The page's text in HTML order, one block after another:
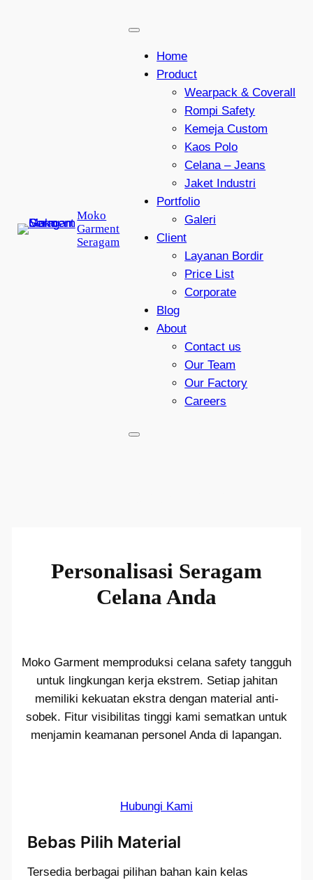
Moko
Garment
Seragam
Home
Product
Wearpack & Coverall
Rompi Safety
Kemeja Custom
Kaos Polo
Celana – Jeans
Jaket Industri
Portfolio
Galeri
Client
Layanan Bordir
Price List
Corporate
Blog
About
Contact us
Our Team
Our Factory
Careers
Personalisasi Seragam
Celana Anda
Moko Garment memproduksi celana safety tangguh
untuk lingkungan kerja ekstrem. Setiap jahitan
memiliki kekuatan ekstra dengan material anti-
sobek. Fitur visibilitas tinggi kami sematkan untuk
menjamin keamanan personel Anda di lapangan.
Hubungi Kami
Bebas Pilih Material
Tersedia berbagai pilihan bahan kain kelas